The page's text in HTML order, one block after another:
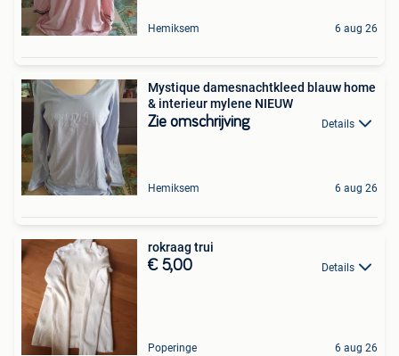
Hemiksem 6 aug 26
Mystique damesnachtkleed blauw home
& interieur mylene NIEUW
Zie omschrijving Details
Hemiksem 6 aug 26
rokraag trui
€ 5,00 Details
Poperinge 6 aug 26